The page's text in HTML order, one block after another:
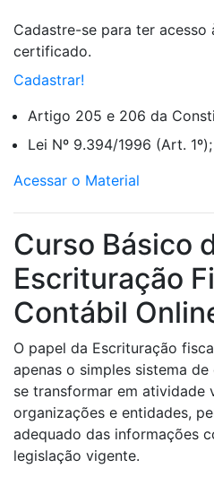
Cadastre-se para ter
certificado.
Cadastrar!
Artigo 205 e 206 da
Lei Nº 9.394/1996 (Art. 1º);
Acessar o Material
Curso Básico
Escrituração
Contábil
O papel da Escrituração
apenas o simples sistema
se transformar em atividade
organizações e entidades,
adequado das informações
legislação vigente.